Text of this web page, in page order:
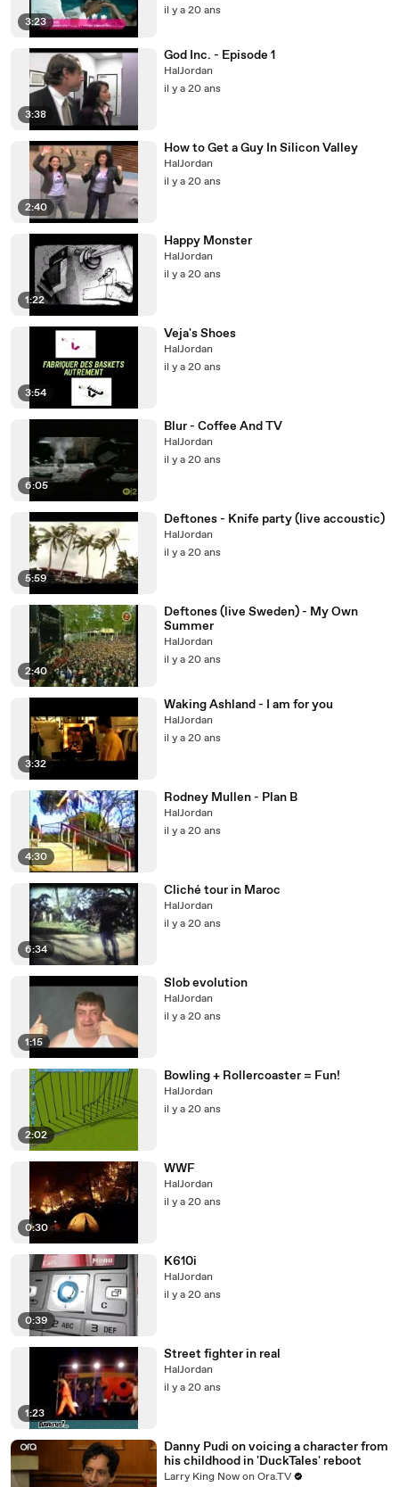
3:23
il y a 20 ans
3:38
God Inc. - Episode 1
HalJordan
il y a 20 ans
2:40
How to Get a Guy In Silicon Valley
HalJordan
il y a 20 ans
1:22
Happy Monster
HalJordan
il y a 20 ans
3:54
Veja's Shoes
HalJordan
il y a 20 ans
6:05
Blur - Coffee And TV
HalJordan
il y a 20 ans
5:59
Deftones - Knife party (live accoustic)
HalJordan
il y a 20 ans
2:40
Deftones (live Sweden) - My Own
Summer
HalJordan
il y a 20 ans
3:32
Waking Ashland - I am for you
HalJordan
il y a 20 ans
4:30
Rodney Mullen - Plan B
HalJordan
il y a 20 ans
6:34
Cliché tour in Maroc
HalJordan
il y a 20 ans
1:15
Slob evolution
HalJordan
il y a 20 ans
2:02
Bowling + Rollercoaster = Fun!
HalJordan
il y a 20 ans
0:30
WWF
HalJordan
il y a 20 ans
0:39
K610i
HalJordan
il y a 20 ans
1:23
Street fighter in real
HalJordan
il y a 20 ans
Danny Pudi on voicing a character from
his childhood in 'DuckTales' reboot
Larry King Now on Ora.TV